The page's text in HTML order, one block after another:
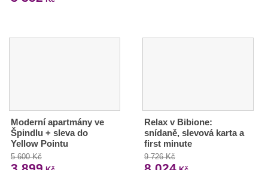
Moderní apartmány ve
Špindlu + sleva do
Yellow Pointu
5 600 Kč
Relax v Bibione:
snídaně, slevová karta a
first minute
9 726 Kč